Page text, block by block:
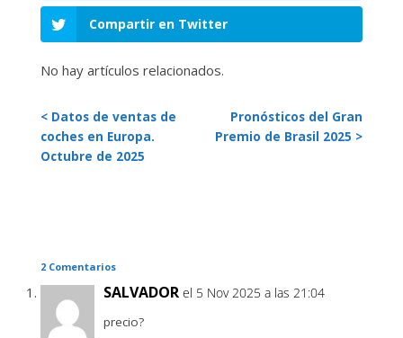
Compartir en Twitter
No hay artículos relacionados.
< Datos de ventas de
coches en Europa.
Octubre de 2025
Pronósticos del Gran
Premio de Brasil 2025 >
2 Comentarios
SALVADOR el 5 Nov 2025 a las 21:04
precio?